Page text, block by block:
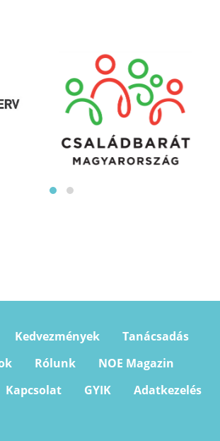
Kedvezmények
Tanácsadás
Rólunk
NOE Magazin
Kapcsolat GYIK Adatkezelés